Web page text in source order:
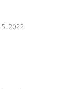
5. 2022